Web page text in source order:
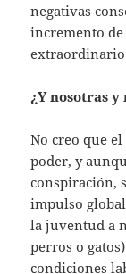
negativas
incremento
extraordinario
¿Y nosotras y
No creo que
poder, y
conspiración,
impulso
la juventud a
perros o
condiciones